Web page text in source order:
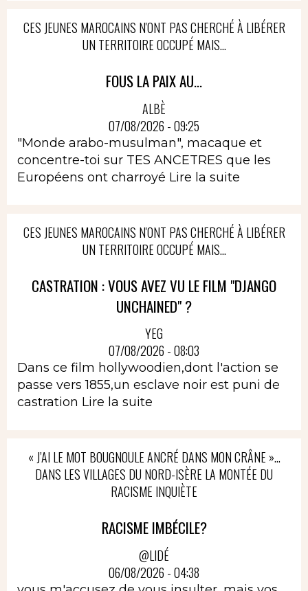
CES JEUNES MAROCAINS N'ONT PAS CHERCHÉ À LIBÉRER
UN TERRITOIRE OCCUPÉ MAIS...
FOUS LA PAIX AU...
ALBÈ
07/08/2026 - 09:25
"Monde arabo-musulman", macaque et
concentre-toi sur TES ANCETRES que les
Européens ont charroyé Lire la suite
CES JEUNES MAROCAINS N'ONT PAS CHERCHÉ À LIBÉRER
UN TERRITOIRE OCCUPÉ MAIS...
CASTRATION : VOUS AVEZ VU LE FILM "DJANGO
UNCHAINED" ?
YEG
07/08/2026 - 08:03
Dans ce film hollywoodien,dont l'action se
passe vers 1855,un esclave noir est puni de
castration Lire la suite
« J’AI LE MOT BOUGNOULE ANCRÉ DANS MON CRÂNE »…
DANS LES VILLAGES DU NORD-ISÈRE LA MONTÉE DU
RACISME INQUIÈTE
RACISME IMBÉCILE?
@LIDÉ
06/08/2026 - 04:38